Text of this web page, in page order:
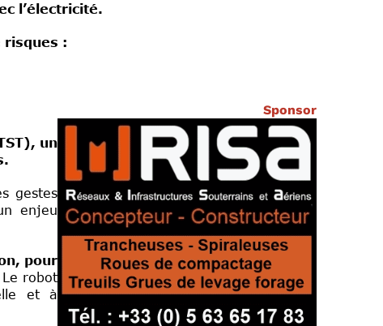
l’électricité.
risques :
Sponsor
un
gestes
enjeu
pour
Le robot
et à